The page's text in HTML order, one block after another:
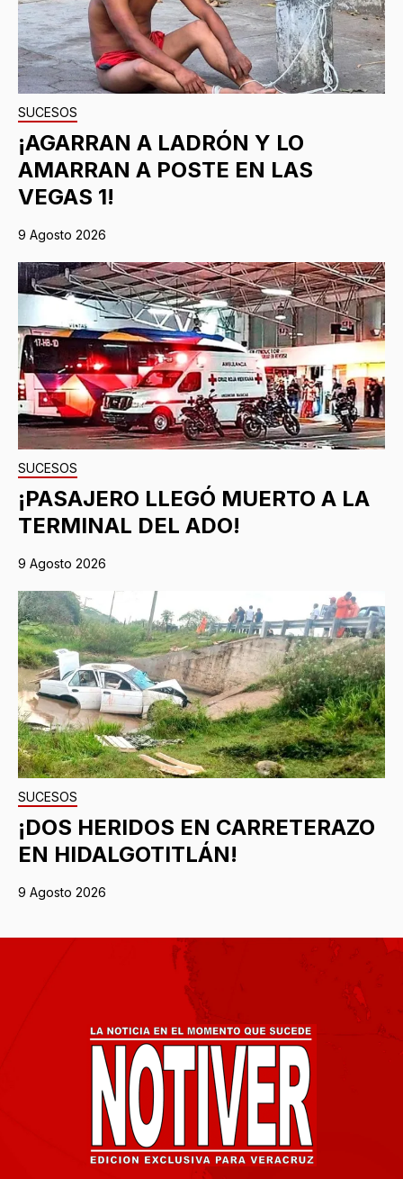
SUCESOS
¡AGARRAN A LADRÓN Y LO
AMARRAN A POSTE EN LAS
VEGAS 1!
9 Agosto 2026
SUCESOS
¡PASAJERO LLEGÓ MUERTO A LA
TERMINAL DEL ADO!
9 Agosto 2026
SUCESOS
¡DOS HERIDOS EN CARRETERAZO
EN HIDALGOTITLÁN!
9 Agosto 2026